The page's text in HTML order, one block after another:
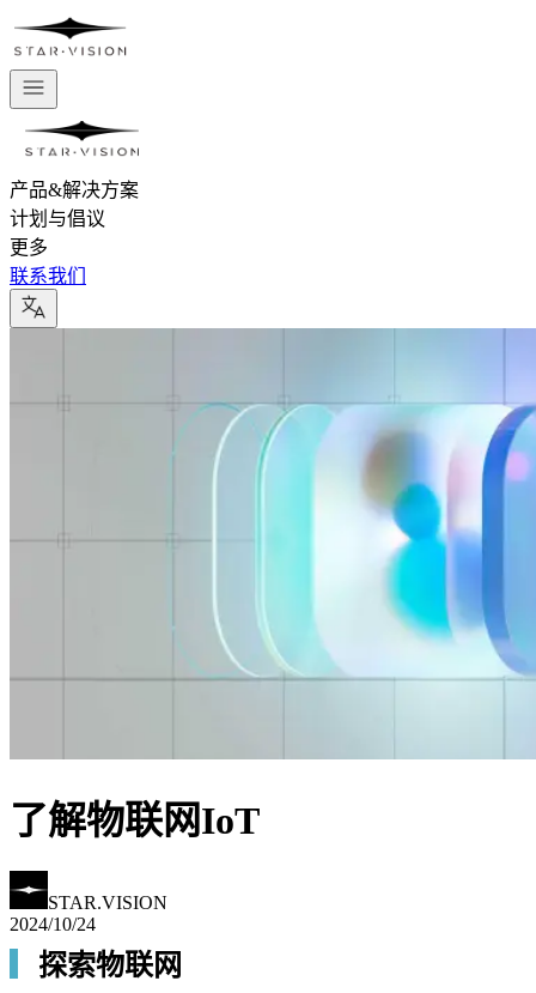
产品&解决方案
计划与倡议
更多
联系我们
了解物联网IoT
STAR.VISION
2024/10/24
探索物联网